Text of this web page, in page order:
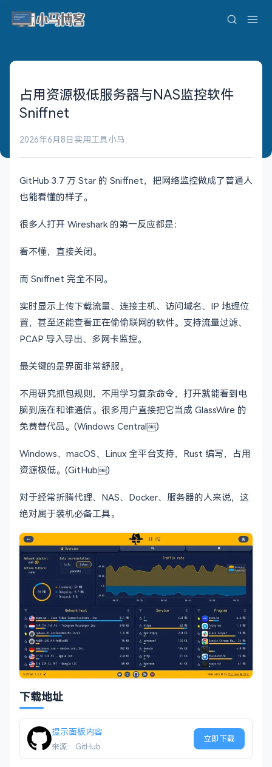
占用资源极低服务器与NAS监控软件
Sniffnet
2026年6月8日 实用工具小马
GitHub 3.7 万 Star 的 Sniffnet，把网络监控做成了普通人
也能看懂的样子。
很多人打开 Wireshark 的第一反应都是：
看不懂，直接关闭。
而 Sniffnet 完全不同。
实时显示上传下载流量、连接主机、访问域名、IP 地理位
置，甚至还能查看正在偷偷联网的软件。支持流量过滤、
PCAP 导入导出、多网卡监控。
最关键的是界面非常舒服。
不用研究抓包规则，不用学习复杂命令，打开就能看到电
脑到底在和谁通信。很多用户直接把它当成 GlassWire 的
免费替代品。(Windows Central￼)
Windows、macOS、Linux 全平台支持，Rust 编写，占用
资源极低。(GitHub￼)
对于经常折腾代理、NAS、Docker、服务器的人来说，这
绝对属于装机必备工具。
下载地址
提示面板内容
来源：GitHub
立即下载